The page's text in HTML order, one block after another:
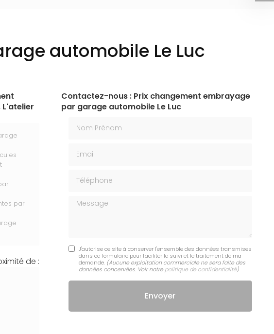
automobile Le Luc
par
de :
Contactez-nous : Prix changement embrayage
par garage automobile Le Luc
Message
J'autorise ce site à conserver l'ensemble des données transmises
dans ce formulaire pour faciliter le suivi et le traitement de ma
demande. (Aucune exploitation commerciale ne sera faite des
données concervées. Voir notre politique de confidentialité)